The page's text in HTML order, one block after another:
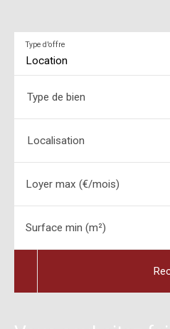
Location
Type d'offre
Type de bien
Localisation
Loyer max (€/mois)
Surface min (m²)